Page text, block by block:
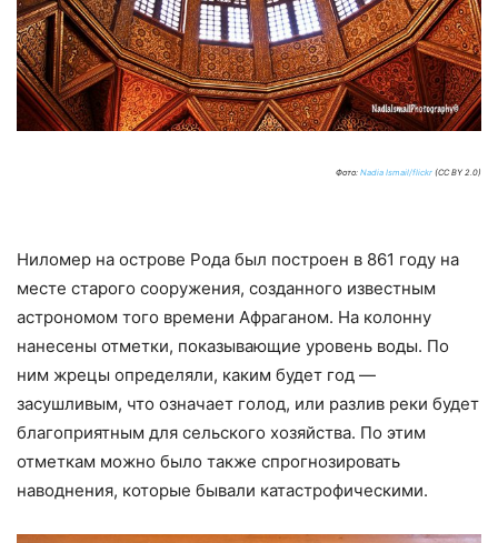
Фото: Nadia Ismail/flickr (CC BY 2.0)
Ниломер на острове Рода был построен в 861 году на
месте старого сооружения, созданного известным
астрономом того времени Афраганом. На колонну
нанесены отметки, показывающие уровень воды. По
ним жрецы определяли, каким будет год —
засушливым, что означает голод, или разлив реки будет
благоприятным для сельского хозяйства. По этим
отметкам можно было также спрогнозировать
наводнения, которые бывали катастрофическими.